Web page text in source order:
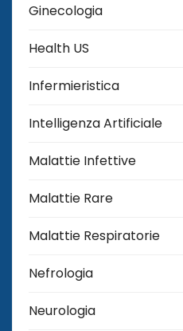
Ginecologia
Health US
Infermieristica
Intelligenza Artificiale
Malattie Infettive
Malattie Rare
Malattie Respiratorie
Nefrologia
Neurologia